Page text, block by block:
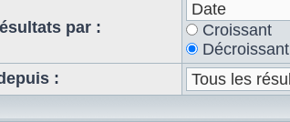
par :
Croissant
Décroissant
: